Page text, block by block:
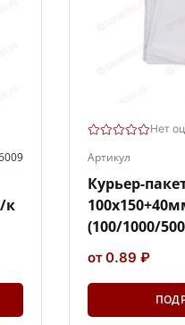
к
Нет
Артикул
Курьер-
(100/1000/
от 0.89 ₽